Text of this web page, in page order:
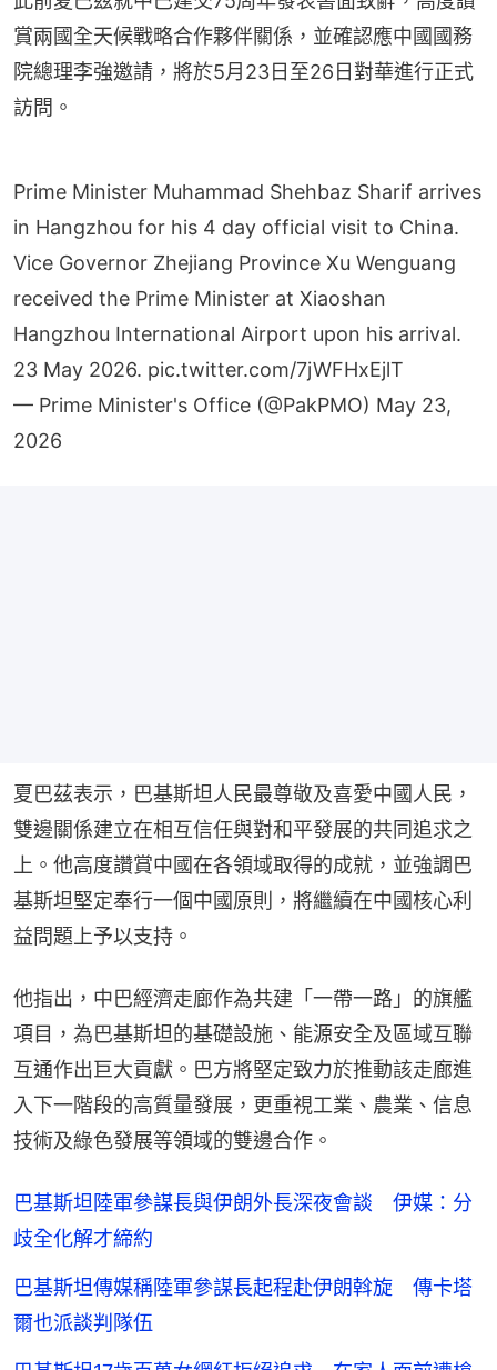
賞兩國全天候戰略合作夥伴關係，並確認應中國國務
院總理李強邀請，將於5月23日至26日對華進行正式
訪問。
in Hangzhou for his 4 day official visit to China.
Vice Governor Zhejiang Province Xu Wenguang
received the Prime Minister at Xiaoshan
Hangzhou International Airport upon his arrival.
23 May 2026.pic.twitter.com/7jWFHxEjlT
— Prime Minister's Office (@PakPMO)May 23,
2026
雙邊關係建立在相互信任與對和平發展的共同追求之
上。他高度讚賞中國在各領域取得的成就，並強調巴
基斯坦堅定奉行一個中國原則，將繼續在中國核心利
益問題上予以支持。
項目，為巴基斯坦的基礎設施、能源安全及區域互聯
互通作出巨大貢獻。巴方將堅定致力於推動該走廊進
入下一階段的高質量發展，更重視工業、農業、信息
技術及綠色發展等領域的雙邊合作。
歧全化解才締約
巴基斯坦傳媒稱陸軍參謀長起程赴伊朗斡旋 傳卡塔
爾也派談判隊伍
巴基斯坦17歲百萬女網紅拒絕追求 在家人面前遭槍
殺 兇手判死刑